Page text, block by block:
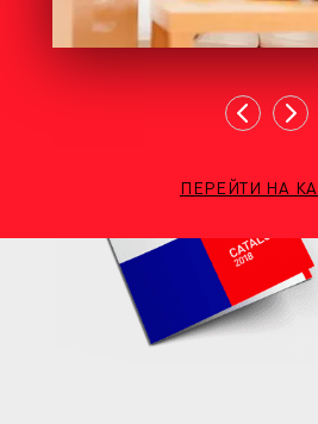
ПЕРЕЙТИ НА